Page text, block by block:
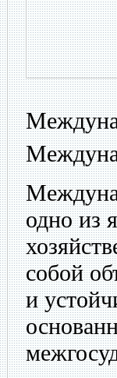
одно из
собой
и